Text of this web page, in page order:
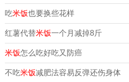
吃米饭也要换些花样
红薯代替米饭一个月减掉8斤
米饭怎么吃好吃又防癌
不吃米饭减肥法容易反弹还伤身体